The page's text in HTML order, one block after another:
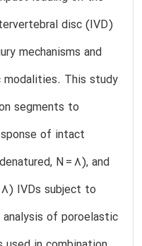
disc (IVD)
mechanisms and
This study
segments to
of intact
N = 8), and
8) IVDs subject to
of poroelastic